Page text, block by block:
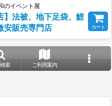
のイベント屋
】法被、地下足袋、鯉
安販売専門店
カート
索 ご利用案内